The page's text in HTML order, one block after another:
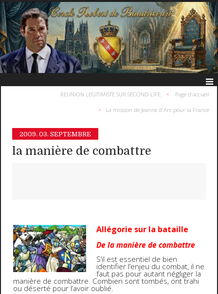
REUNION LEGITIMISTE SUR SECOND LIFE. Page d'accueil
La mission de Jeanne d'Arc pour la France
2009. 03. SEPTEMBRE
la manière de combattre
Allégorie sur la bataille
De la manière de combattre
S’il est essentiel de bien
identifier l’enjeu du combat, il ne
faut pas pour autant négliger la
manière de combattre. Combien sont tombés, ont trahi
ou déserté pour l’avoir oublié.